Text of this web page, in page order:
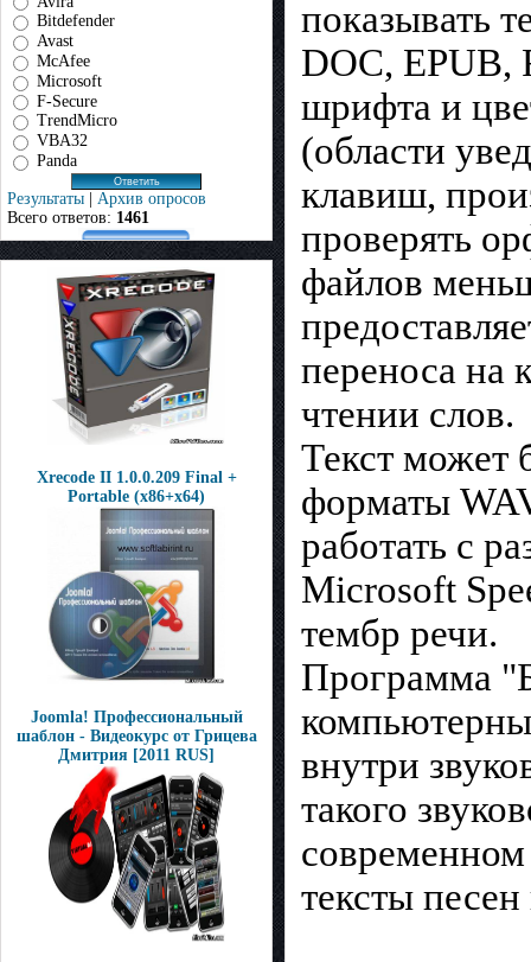
Bitdefender
Avast
McAfee
Microsoft
F-Secure
TrendMicro
VBA32
Panda
Результаты | Архив опросов
Всего ответов: 1461
Xrecode II 1.0.0.209 Final +
Portable (x86+x64)
Joomla! Профессиональный
шаблон - Видеокурс от Грицева
Дмитрия [2011 RUS]
показывать
DOC, EPUB,
шрифта и
(области
клавиш,
проверять
файлов
переноса на
чтении слов.
Текст может
форматы
работать с
Microsoft
тембр речи.
Программа
внутри
такого
современном
тексты